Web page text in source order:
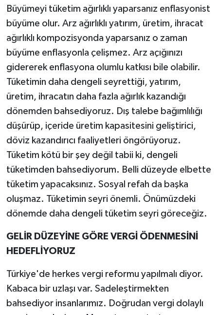
Büyümeyi tüketim ağırlıklı yaparsanız enflasyonist
büyüme olur. Arz ağırlıklı yatırım, üretim, ihracat
ağırlıklı kompozisyonda yaparsanız o zaman
büyüme enflasyonla çelişmez. Arz açığınızı
gidererek enflasyona olumlu katkısı bile olabilir.
Tüketimin daha dengeli seyrettiği, yatırım,
üretim, ihracatın daha fazla ağırlık kazandığı
dönemden bahsediyoruz. Dış talebe bağımlılığı
düşürüp, içeride üretim kapasitesini geliştirici,
döviz kazandırıcı faaliyetleri öngörüyoruz.
Tüketim kötü bir şey değil tabii ki, dengeli
tüketimden bahsediyorum. Belli düzeyde elbette
tüketim yapacaksınız. Sosyal refah da başka
oluşmaz. Tüketimin seyri önemli. Önümüzdeki
dönemde daha dengeli tüketim seyri göreceğiz.
GELİR DÜZEYİNE GÖRE VERGİ ÖDENMESİNİ
HEDEFLİYORUZ
Türkiye'de herkes vergi reformu yapılmalı diyor.
Kabaca bir uzlaşı var. Sadeleştirmekten
bahsediyor insanlarımız. Doğrudan vergi dolaylı